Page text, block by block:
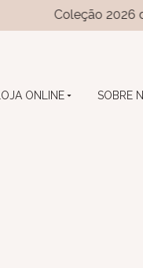
Coleção 2026 das
LOJA ONLINE SOBRE